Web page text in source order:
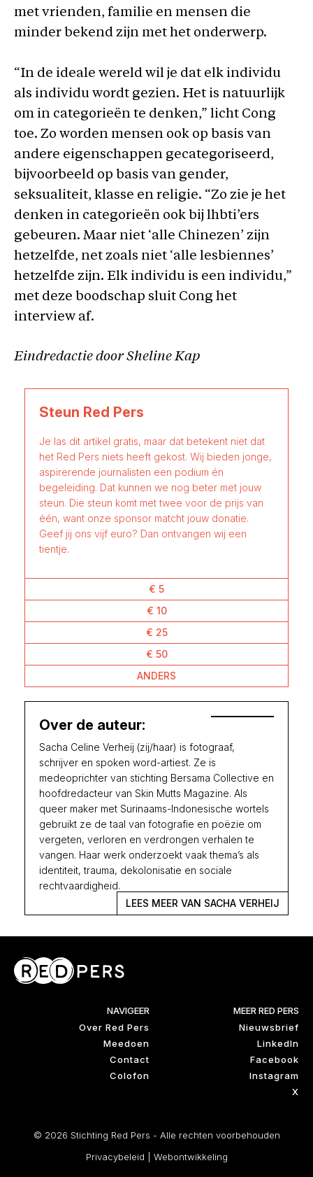
met vrienden, familie en mensen die
minder bekend zijn met het onderwerp.
“In de ideale wereld wil je dat elk individu
als individu wordt gezien. Het is natuurlijk
om in categorieën te denken,” licht Cong
toe. Zo worden mensen ook op basis van
andere eigenschappen gecategoriseerd,
bijvoorbeeld op basis van gender,
seksualiteit, klasse en religie. “Zo zie je het
denken in categorieën ook bij lhbti’ers
gebeuren. Maar niet ‘alle Chinezen’ zijn
hetzelfde, net zoals niet ‘alle lesbiennes’
hetzelfde zijn. Elk individu is een individu,”
met deze boodschap sluit Cong het
interview af.
Eindredactie door Sheline Kap
Steun Red Pers
Je las dit artikel gratis, maar dat betekent niet dat
het Red Pers niets heeft gekost. Wij bieden jonge,
aspirerende journalisten een podium én
begeleiding. Dat kunnen we nog beter met jouw
steun. Die steun komt met twee voor de prijs van
één, want onze sponsor matcht jouw donatie.
Geef jij ons vijf euro? Dan ontvangen wij een
tientje.
€ 5
€ 10
€ 25
€ 50
ANDERS
Over de auteur:
Sacha Celine Verheij (zij/haar) is fotograaf,
schrijver en spoken word-artiest. Ze is
medeoprichter van stichting Bersama Collective en
hoofdredacteur van Skin Mutts Magazine. Als
queer maker met Surinaams-Indonesische wortels
gebruikt ze de taal van fotografie en poëzie om
vergeten, verloren en verdrongen verhalen te
vangen. Haar werk onderzoekt vaak thema’s als
identiteit, trauma, dekolonisatie en sociale
rechtvaardigheid.
LEES MEER VAN SACHA VERHEIJ
NAVIGEER
Over Red Pers
Meedoen
Contact
Colofon
MEER RED PERS
Nieuwsbrief
LinkedIn
Facebook
Instagram
X
© 2026 Stichting Red Pers - Alle rechten voorbehouden
Privacybeleid
Webontwikkeling